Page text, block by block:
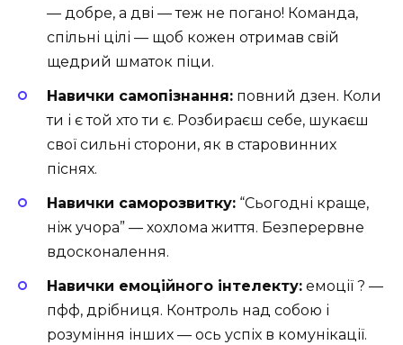
— добре, а дві — теж не погано! Команда,
спільні цілі — щоб кожен отримав свій
щедрий шматок піци.
Навички самопізнання: повний дзен. Коли
ти і є той хто ти є. Розбираєш себе, шукаєш
свої сильні сторони, як в старовинних
піснях.
Навички саморозвитку: “Сьогодні краще,
ніж учора” — хохлома життя. Безперервне
вдосконалення.
Навички емоційного інтелекту: емоції ? —
пфф, дрібниця. Контроль над собою і
розуміння інших — ось успіх в комунікації.